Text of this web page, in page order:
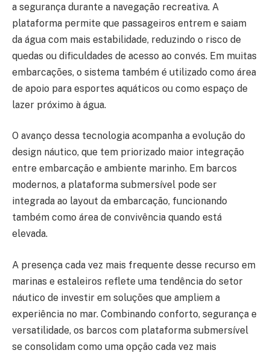
a segurança durante a navegação recreativa. A
plataforma permite que passageiros entrem e saiam
da água com mais estabilidade, reduzindo o risco de
quedas ou dificuldades de acesso ao convés. Em muitas
embarcações, o sistema também é utilizado como área
de apoio para esportes aquáticos ou como espaço de
lazer próximo à água.
O avanço dessa tecnologia acompanha a evolução do
design náutico, que tem priorizado maior integração
entre embarcação e ambiente marinho. Em barcos
modernos, a plataforma submersível pode ser
integrada ao layout da embarcação, funcionando
também como área de convivência quando está
elevada.
A presença cada vez mais frequente desse recurso em
marinas e estaleiros reflete uma tendência do setor
náutico de investir em soluções que ampliem a
experiência no mar. Combinando conforto, segurança e
versatilidade, os barcos com plataforma submersível
se consolidam como uma opção cada vez mais